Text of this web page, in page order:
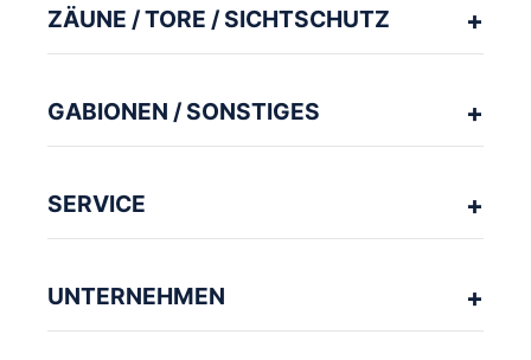
ZÄUNE / TORE / SICHTSCHUTZ
GABIONEN / SONSTIGES
SERVICE
UNTERNEHMEN